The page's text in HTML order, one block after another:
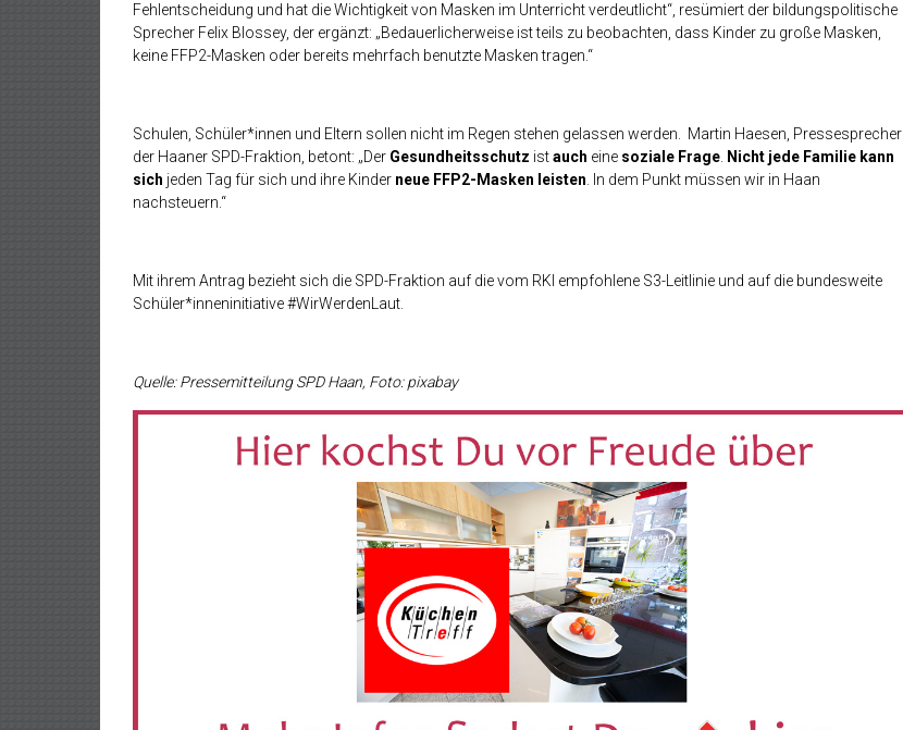
Fehlentscheidung und hat die Wichtigkeit von Masken im Unterricht verdeutlicht“, resümiert der bildungspolitische
Sprecher Felix Blossey, der ergänzt: „Bedauerlicherweise ist teils zu beobachten, dass Kinder zu große Masken,
keine FFP2-Masken oder bereits mehrfach benutzte Masken tragen.“
Schulen, Schüler*innen und Eltern sollen nicht im Regen stehen gelassen werden. Martin Haesen, Pressesprecher
der Haaner SPD-Fraktion, betont: „Der Gesundheitsschutz istauch eine soziale Frage Nicht jede Familie kann
sich jeden Tag für sich und ihre Kinder neue FFP2-Masken leisten . In dem Punkt müssen wir in Haan
nachsteuern.“
Mit ihrem Antrag bezieht sich die SPD-Fraktion auf die vom RKI empfohlene S3-Leitlinie und auf die bundesweite
Schüler*inneninitiative #WirWerdenLaut.
Quelle: Pressemitteilung SPD Haan, Foto: pixabay